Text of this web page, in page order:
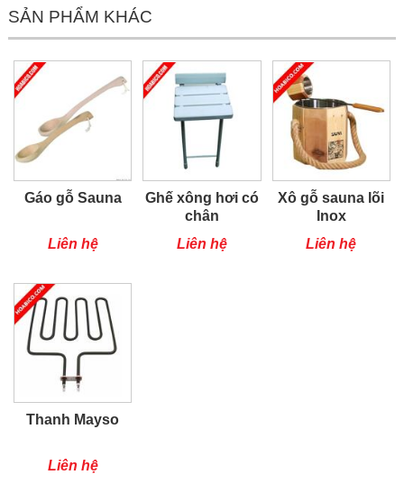
SẢN PHẨM KHÁC
Gáo gỗ Sauna
Liên hệ
Ghế xông hơi có
chân
Liên hệ
Xô gỗ sauna lõi
Inox
Liên hệ
Thanh Mayso
Liên hệ